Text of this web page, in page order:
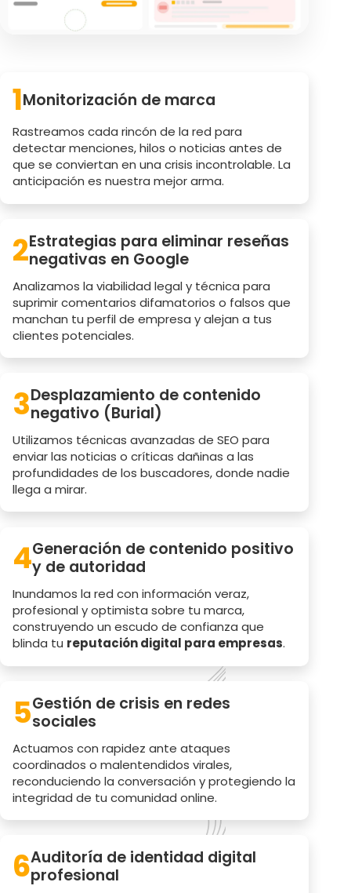
1Monitorización de marca
Rastreamos cada rincón de la red para
detectar menciones, hilos o noticias antes de
que se conviertan en una crisis incontrolable. La
anticipación es nuestra mejor arma.
2Estrategias para eliminar reseñas
negativas en Google
Analizamos la viabilidad legal y técnica para
suprimir comentarios difamatorios o falsos que
manchan tu perfil de empresa y alejan a tus
clientes potenciales.
3Desplazamiento de contenido
negativo (Burial)
Utilizamos técnicas avanzadas de SEO para
enviar las noticias o críticas dañinas a las
profundidades de los buscadores, donde nadie
llega a mirar.
4Generación de contenido positivo
y de autoridad
Inundamos la red con información veraz,
profesional y optimista sobre tu marca,
construyendo un escudo de confianza que
blinda tu reputación digital para empresas.
5Gestión de crisis en redes
sociales
Actuamos con rapidez ante ataques
coordinados o malentendidos virales,
reconduciendo la conversación y protegiendo la
integridad de tu comunidad online.
6Auditoría de identidad digital
profesional